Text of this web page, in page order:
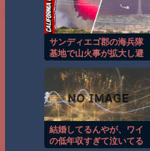
サンディエゴ郡の海兵隊
基地で山火事が拡大し避
結婚してるんやが、ワイ
の低年収すぎて泣いてる